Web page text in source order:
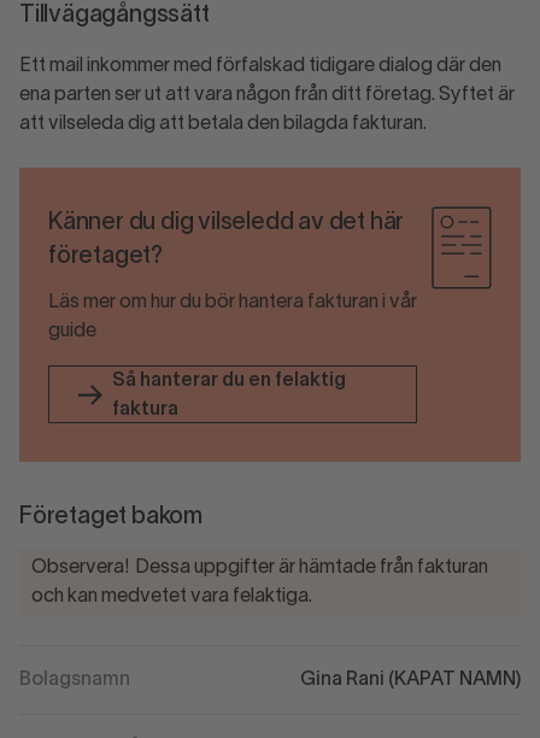
Tillvägagångssätt
Ett mail inkommer med förfalskad tidigare dialog där den
ena parten ser ut att vara någon från ditt företag. Syftet är
att vilseleda dig att betala den bilagda fakturan.
Känner du dig vilseledd av det här
företaget?
Läs mer om hur du bör hantera fakturan i vår
guide
Så hanterar du en felaktig
faktura
Företaget bakom
Observera! Dessa uppgifter är hämtade från fakturan
och kan medvetet vara felaktiga.
Bolagsnamn Gina Rani (KAPAT NAMN)